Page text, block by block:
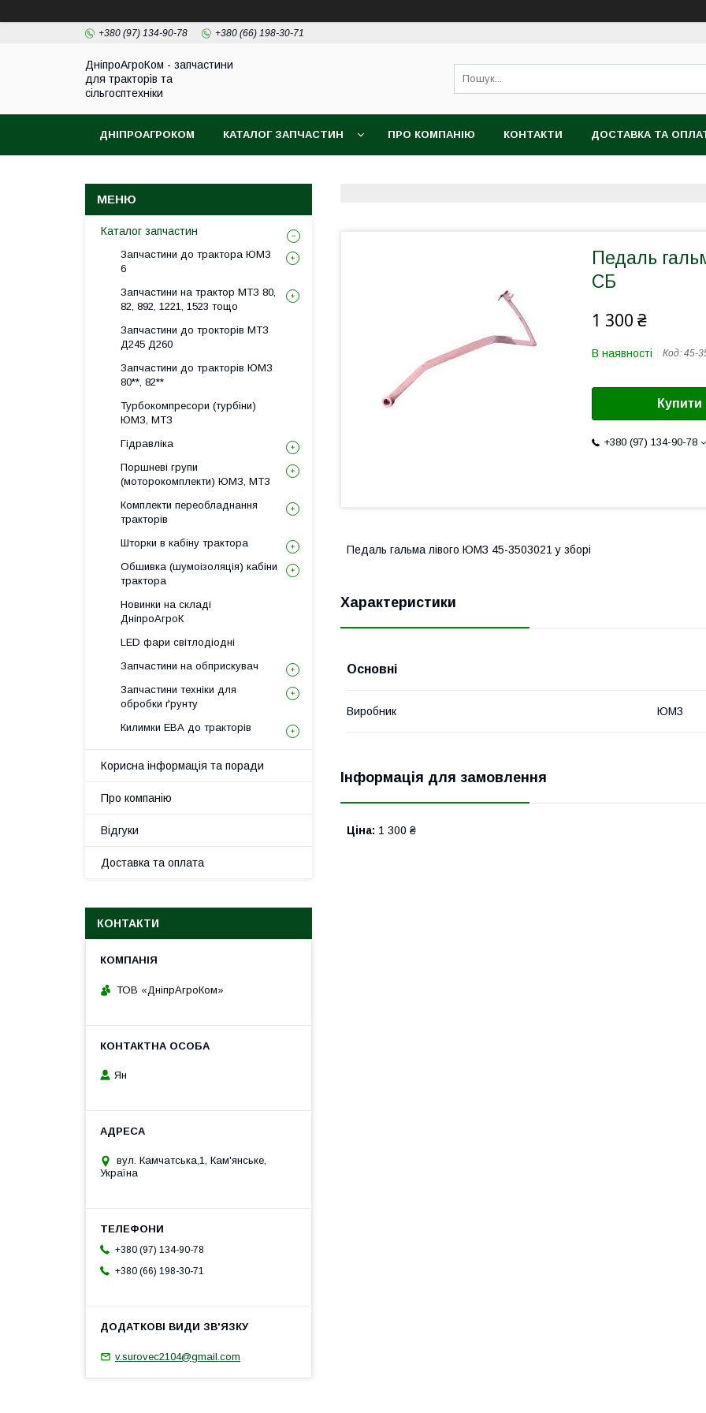
+380 (97) 134-90-78 +380 (66) 198-30-71
ДніпроАгроКом - запчастини
для тракторів та
сільгосптехніки
ДНІПРОАГРОКОМ КАТАЛОГ ЗАПЧАСТИН ПРО КОМПАНІЮ КОНТАКТИ ДОСТАВКА ТА
Педаль
СБ
1 300 ₴
В наявності Код: 45-
Купити
+380 (97) 134-90-78
Педаль гальма лівого ЮМЗ 45-3503021 у зборі
Характеристики
Основні
Виробник ЮМЗ
Інформація для замовлення
Ціна: 1 300 ₴
Каталог запчастин
Запчастини до трактора ЮМЗ
6
Запчастини на трактор МТЗ 80,
82, 892, 1221, 1523 тощо
Запчастини до трокторів МТЗ
Д245 Д260
Запчастини до тракторів ЮМЗ
80**, 82**
Турбокомпресори (турбіни)
ЮМЗ, МТЗ
Гідравліка
Поршневі групи
(моторокомплекти) ЮМЗ, МТЗ
Комплекти переобладнання
тракторів
Шторки в кабіну трактора
Обшивка (шумоізоляція) кабіни
трактора
Новинки на складі
ДніпроАгроК
LED фари світлодіодні
Запчастини на обприскувач
Запчастини техніки для
обробки ґрунту
Килимки ЕВА до тракторів
Корисна інформація та поради
Про компанію
Відгуки
Доставка та оплата
КОНТАКТИ
ТОВ «ДніпрАгроКом»
Ян
вул. Камчатська,1, Кам'янське,
Україна
+380 (97) 134-90-78
+380 (66) 198-30-71
v.surovec2104@gmail.com